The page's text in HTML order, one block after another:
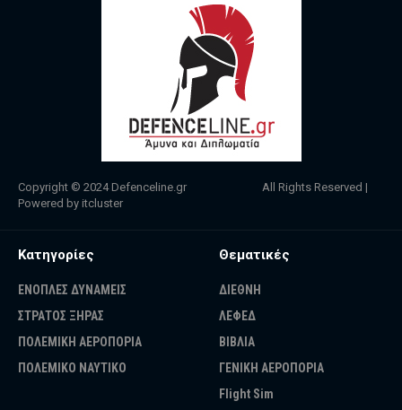
Copyright © 2024 Defenceline.gr All Rights Reserved |
Powered by itcluster
Κατηγορίες
ΕΝΟΠΛΕΣ ΔΥΝΑΜΕΙΣ
ΣΤΡΑΤΟΣ ΞΗΡΑΣ
ΠΟΛΕΜΙΚΗ ΑΕΡΟΠΟΡΙΑ
ΠΟΛΕΜΙΚΟ ΝΑΥΤΙΚΟ
Θεματικές
ΔΙΕΘΝΗ
ΛΕΦΕΔ
ΒΙΒΛΙΑ
ΓΕΝΙΚΗ ΑΕΡΟΠΟΡΙΑ
Flight Sim